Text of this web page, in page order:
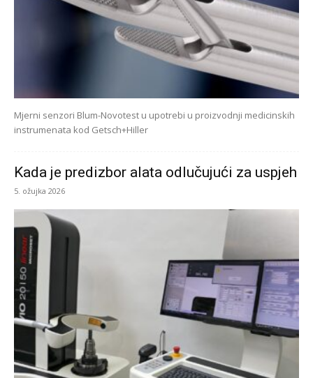
Mjerni senzori Blum-Novotest u upotrebi u proizvodnji medicinskih
instrumenata kod Getsch+Hiller
Kada je predizbor alata odlučujući za uspjeh
5. ožujka 2026